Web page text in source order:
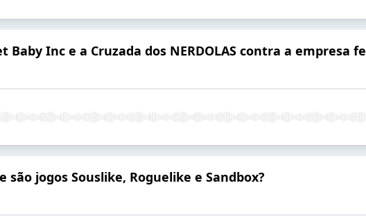
Baby Inc e a Cruzada dos NERDOLAS contra a empresa
são jogos Souslike, Roguelike e Sandbox?